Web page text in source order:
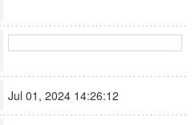
Jul 01, 2024 14:26:12